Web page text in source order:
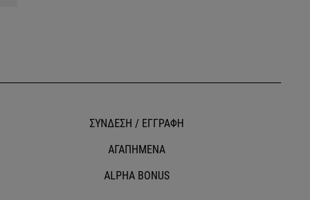
ΣΥΝΔΕΣΗ / ΕΓΓΡΑΦΗ
ΑΓΑΠΗΜΕΝΑ
ALPHA BONUS